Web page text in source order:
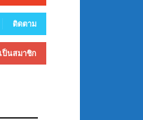
ติดตาม
ป็นสมาชิก